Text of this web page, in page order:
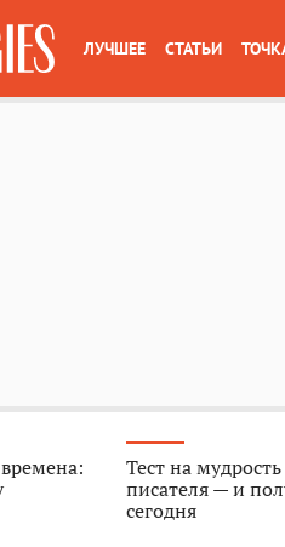
ЛУЧШЕЕ СТАТЬИ
Тест на
писателя — и
сегодня